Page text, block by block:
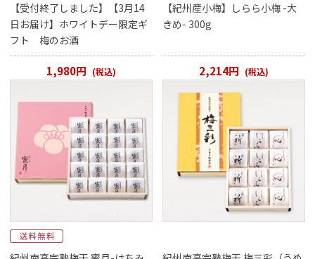
【受付終了しました】【3月14
日お届け】ホワイトデー限定ギ
フト 梅のお酒
1,980円 (税込)
【紀州産小梅】しらら小梅 -大
きめ- 300g
2,214円 (税込)